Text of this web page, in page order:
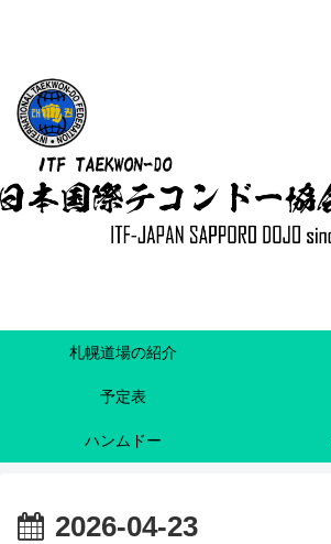
札幌道場の紹介
予定表
ハンムドー
2026-04-23